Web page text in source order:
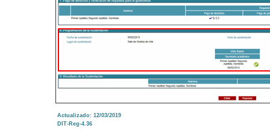
Actualizado: 12/03/2019
DIT-Reg-4.36